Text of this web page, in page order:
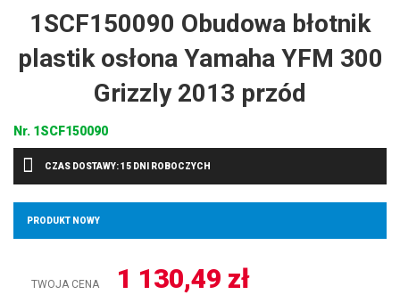
1SCF150090 Obudowa błotnik
plastik osłona Yamaha YFM 300
Grizzly 2013 przód
Nr. 1SCF150090
CZAS DOSTAWY: 15 DNI ROBOCZYCH
PRODUKT NOWY
TWOJA CENA 1 130,49 zł